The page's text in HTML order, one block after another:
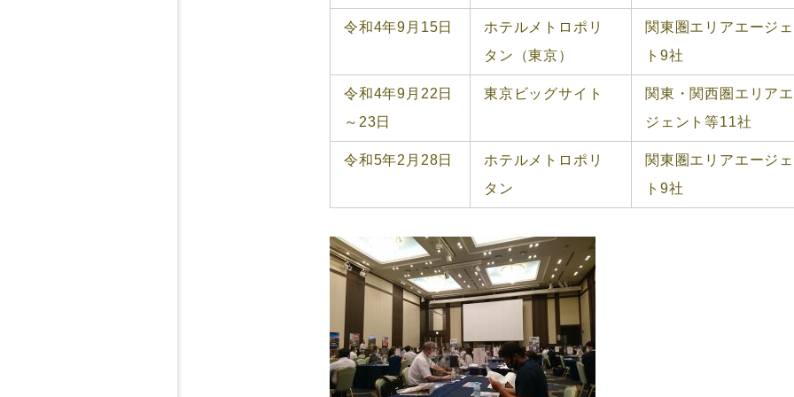
令和4年9月15日
ホテルメトロポリ
タン（東京）
関東圏エリアエージ
ト9社
令和4年9月22日
～23日
東京ビッグサイト
関東・関西圏エリア
ジェント等11社
令和5年2月28日
ホテルメトロポリ
タン
関東圏エリアエージ
ト9社